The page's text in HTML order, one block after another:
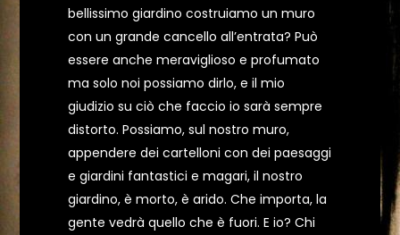
bellissimo giardino costruiamo un muro
con un grande cancello all’entrata? Può
essere anche meraviglioso e profumato
ma solo noi possiamo dirlo, e il mio
giudizio su ciò che faccio io sarà sempre
distorto. Possiamo, sul nostro muro,
appendere dei cartelloni con dei paesaggi
e giardini fantastici e magari, il nostro
giardino, è morto, è arido. Che importa, la
gente vedrà quello che è fuori. E io? Chi